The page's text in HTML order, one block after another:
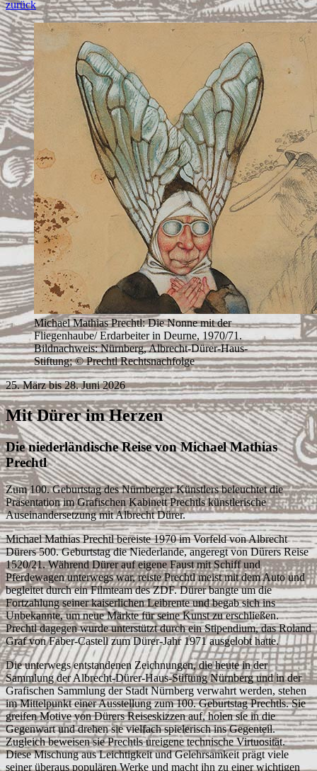
zurück
Michael Mathias Prechtl: Die Nonne mit der
Fliegenhaube/ Erdarbeiter in Deurne, 1970/71.
Bildnachweis: Nürnberg, Albrecht-Dürer-Haus-
Stiftung; © Prechtl Rechtsnachfolge
25. März bis 28. Juni 2026
Mit Dürer im Herzen
Die niederländische Reise von Michael Mathias
Prechtl
Zum 100. Geburtstag des Nürnberger Künstlers beleuchtet die
Präsentation im Grafischen Kabinett Prechtls künstlerische
Auseinandersetzung mit Albrecht Dürer.
Michael Mathias Prechtl bereiste 1970 im Vorfeld von Albrecht
Dürers 500. Geburtstag die Niederlande, angeregt von Dürers Reise
1520/21. Während Dürer auf eigene Faust mit Schiff und
Pferdewagen unterwegs war, reiste Prechtl meist mit dem Auto und
begleitet durch ein Filmteam des ZDF. Dürer bangte um die
Fortzahlung seiner kaiserlichen Leibrente und begab sich ins
Unbekannte, um neue Märkte für seine Kunst zu erschließen.
Prechtl dagegen wurde unterstützt durch ein Stipendium, das Roland
Graf von Faber-Castell zum Dürer-Jahr 1971 ausgelobt hatte.
Die unterwegs entstandenen Zeichnungen, die heute in der
Sammlung der Albrecht-Dürer-Haus-Stiftung Nürnberg und in der
Grafischen Sammlung der Stadt Nürnberg verwahrt werden, stehen
im Mittelpunkt einer Ausstellung zum 100. Geburtstag Prechtls. Sie
greifen Motive von Dürers Reiseskizzen auf, holen sie in die
Gegenwart und drehen sie vielfach spielerisch ins Gegenteil.
Zugleich beweisen sie Prechtls ureigene technische Virtuosität.
Diese Mischung aus Leichtigkeit und Gelehrsamkeit prägt viele
seiner überaus populären Werke und macht ihn zu einer wichtigen